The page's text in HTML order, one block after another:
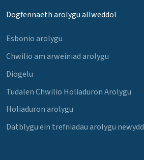
Dogfennaeth arolygu allweddol
Esbonio arolygu
Chwilio am arweiniad arolygu
Diogelu
Tudalen Chwilio Holiaduron Arolygu
Holiaduron arolygu
Datblygu ein trefniadau arolygu newydd